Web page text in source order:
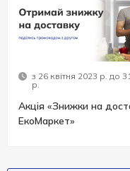
з 26 квітня 2023 р. до
р.
Акція «Знижки на
ЕкоМаркет»